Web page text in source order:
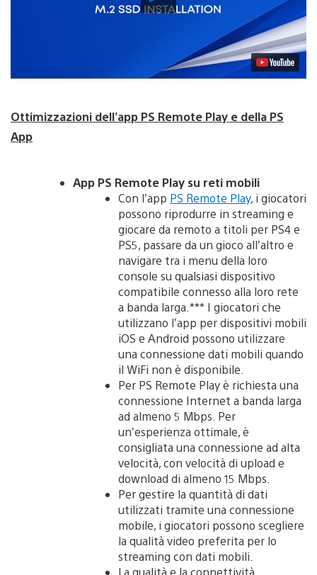
video
Ottimizzazioni dell’app PS Remote Play e della PS
App
App PS Remote Play su reti mobili
Con l’app PS Remote Play, i giocatori
possono riprodurre in streaming e
giocare da remoto a titoli per PS4 e
PS5, passare da un gioco all’altro e
navigare tra i menu della loro
console su qualsiasi dispositivo
compatibile connesso alla loro rete
a banda larga.*** I giocatori che
utilizzano l’app per dispositivi mobili
iOS e Android possono utilizzare
una connessione dati mobili quando
il WiFi non è disponibile.
Per PS Remote Play è richiesta una
connessione Internet a banda larga
ad almeno 5 Mbps. Per
un’esperienza ottimale, è
consigliata una connessione ad alta
velocità, con velocità di upload e
download di almeno 15 Mbps.
Per gestire la quantità di dati
utilizzati tramite una connessione
mobile, i giocatori possono scegliere
la qualità video preferita per lo
streaming con dati mobili.
La qualità e la connettività